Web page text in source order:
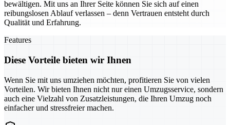
bewältigen. Mit uns an Ihrer Seite können Sie sich auf einen
reibungslosen Ablauf verlassen – denn Vertrauen entsteht durch
Qualität und Erfahrung.
Features
Diese Vorteile bieten wir Ihnen
Wenn Sie mit uns umziehen möchten, profitieren Sie von vielen
Vorteilen. Wir bieten Ihnen nicht nur einen Umzugsservice, sondern
auch eine Vielzahl von Zusatzleistungen, die Ihren Umzug noch
einfacher und stressfreier machen.